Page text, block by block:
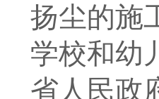
扬尘的施
学校和幼
省人民政